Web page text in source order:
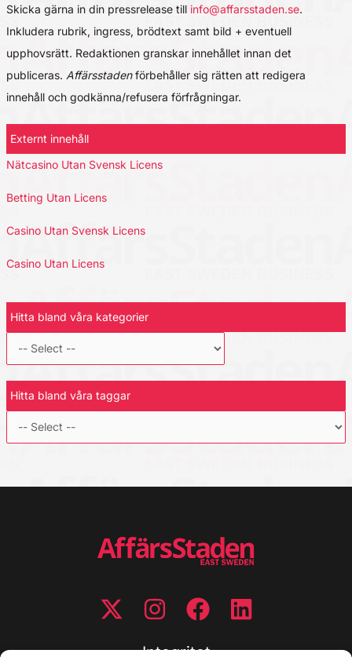
Skicka gärna in din pressrelease till info@affarsstaden.se.
Inkludera rubrik, ingress, brödtext samt bild + eventuell
upphovsrätt. Redaktionen granskar innehållet innan det
publiceras. Affärsstadenförbehåller sig rätten att redigera
innehåll och godkänna/refusera förfrågningar.
Externt innehåll
Nätcasino Utan Svensk Licens
Betting Utan Licens
Casino Utan Svensk Licens
Casino Utan Licens
Hitta bland våra kategorier
Hitta bland våra taggar
Integritet